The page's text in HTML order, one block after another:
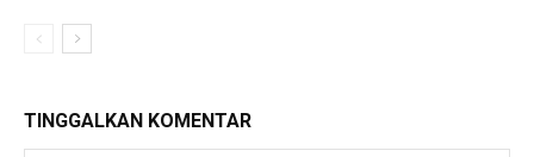
TINGGALKAN KOMENTAR